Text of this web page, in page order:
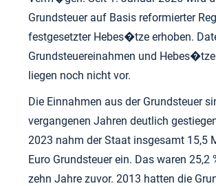
Grundsteuer auf Basis reformierter
festgesetzter Hebes�tze erhoben.
Grundsteuereinahmen und
liegen noch nicht vor.
Die Einnahmen aus der Grundsteuer
vergangenen Jahren deutlich
2023 nahm der Staat insgesamt 15,5
Euro Grundsteuer ein. Das waren 25,2
zehn Jahre zuvor. 2013 hatten die